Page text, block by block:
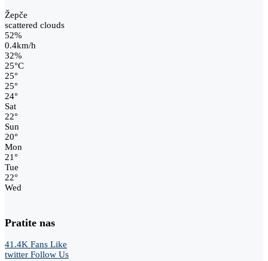
Žepče
scattered clouds
52%
0.4km/h
32%
25°C
25°
25°
24°
Sat
22°
Sun
20°
Mon
21°
Tue
22°
Wed
Pratite nas
41.4K Fans Like
twitter Follow Us